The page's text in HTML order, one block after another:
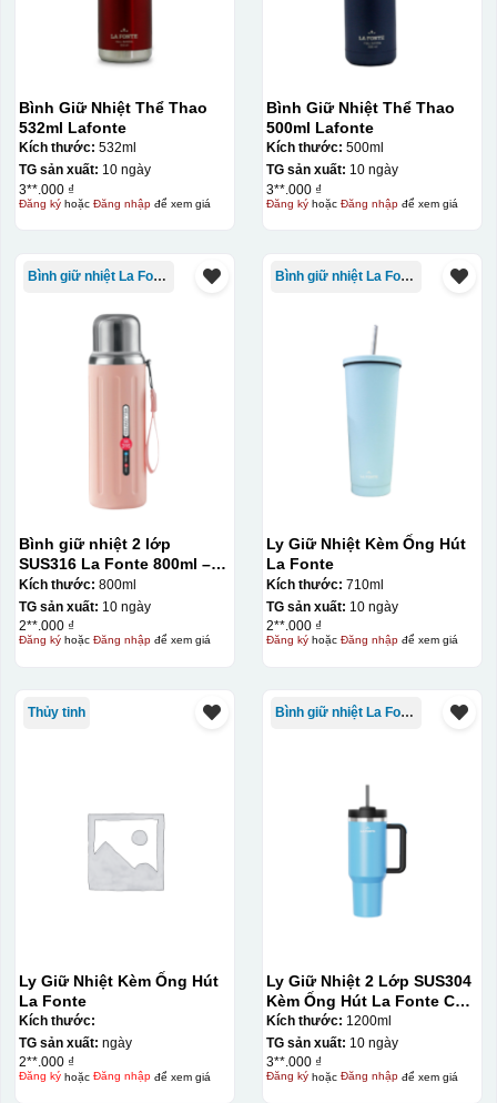
Decal được in xong, sẽ có 1 nền vàng phía dưới
Đây là giấy decal đã in xong, đang chờ khô để cắt dán
lên gốm sứ
sứ, thợ sẽ cắt thủ công các miếng logo ra, sau đó thấp
gạt hết nước phía dưới ra
Bình Giữ Nhiệt Thể Thao
532ml Lafonte
Kích thước: 532ml
TG sản xuất: 10 ngày
3**.000 ₫
Đăng kýhoặc Đăng nhậpđể xem giá
Bình Giữ Nhiệt Thể Thao
500ml Lafonte
Kích thước: 500ml
TG sản xuất: 10 ngày
3**.000 ₫
Đăng kýhoặc Đăng nhậpđể xem giá
Bình giữ nhiệt La Fonte
Bình giữ nhiệt 2 lớp
SUS316 La Fonte 800ml –
012720
Kích thước: 800ml
TG sản xuất: 10 ngày
2**.000 ₫
Đăng kýhoặc Đăng nhậpđể xem giá
Bình giữ nhiệt La Fonte
Ly Giữ Nhiệt Kèm Ống Hút
La Fonte
Kích thước: 710ml
TG sản xuất: 10 ngày
2**.000 ₫
Đăng kýhoặc Đăng nhậpđể xem giá
Thủy tinh
Ly Giữ Nhiệt Kèm Ống Hút
La Fonte
Kích thước:
TG sản xuất: ngày
2**.000 ₫
Đăng kýhoặc Đăng nhậpđể xem giá
Bình giữ nhiệt La Fonte
Ly Giữ Nhiệt 2 Lớp SUS304
Kèm Ống Hút La Fonte Có
Tay Cầm 1200ml
Kích thước: 1200ml
TG sản xuất: 10 ngày
3**.000 ₫
Đăng kýhoặc Đăng nhậpđể xem giá